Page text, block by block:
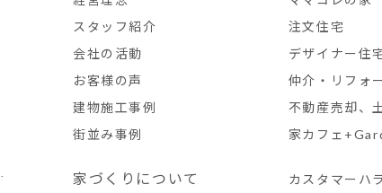
スタッフ紹介
会社の活動
お客様の声
建物施工事例
街並み事例
家づくりについて
注文住宅
デザイナー住
仲介・リフォ
不動産売却、
家カフェ
カスタマーハ